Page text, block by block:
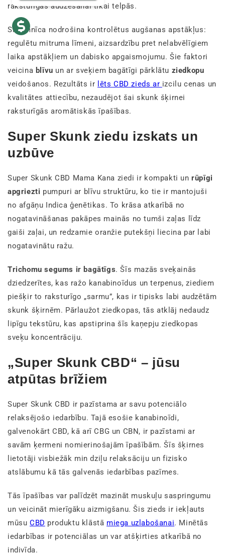
raksturīgas audzēšanai tikai telpās.
Siltumnīca nodrošina kontrolētus augšanas apstākļus:
regulētu mitruma līmeni, aizsardzību pret nelabvēlīgiem
laika apstākļiem un dabisko apgaismojumu. Šie faktori
veicina blīvu un ar sveķiem bagātīgi pārklātu ziedkopu
veidošanos. Rezultāts ir lēts CBD zieds ar izcilu cenas un
kvalitātes attiecību, nezaudējot šai skunk šķirnei
raksturīgās aromātiskās īpašības.
Super Skunk ziedu izskats un
uzbūve
Super Skunk CBD Mama Kana ziedi ir kompakti unrūpīgi
apgriezti pumpuri ar blīvu struktūru, ko tie ir mantojuši
no afgāņu Indica ģenētikas. To krāsa atkarībā no
nogatavināšanas pakāpes mainās no tumši zaļas līdz
gaiši zaļai, un redzamie oranžie putekšņi liecina par labi
nogatavinātu ražu.
Trichomu segums ir bagātīgs. Šīs mazās sveķainās
dziedzerītes, kas ražo kanabinoīdus un terpenus, ziediem
piešķir to raksturīgo „sarmu”, kas ir tipisks labi audzētām
skunk šķirnēm. Pārlaužot ziedkopas, tās atklāj nedaudz
lipīgu tekstūru, kas apstiprina šīs kaņepju ziedkopas
sveķu koncentrāciju.
„Super Skunk CBD“ – jūsu
atpūtas brīžiem
Super Skunk CBD ir pazīstama ar savu potenciālo
relaksējošo iedarbību. Tajā esošie kanabinoīdi,
galvenokārt CBD, kā arī CBG un CBN, ir pazīstami ar
savām ķermeni nomierinošajām īpašībām. Šīs šķirnes
lietotāji visbiežāk min dziļu relaksāciju un fizisko
atslābumu kā tās galvenās iedarbības pazīmes.
Tās īpašības var palīdzēt mazināt muskuļu saspringumu
un veicināt mierīgāku aizmigšanu. Šis zieds ir iekļauts
mūsu CBD produktu klāstā miega uzlabošanai. Minētās
iedarbības ir potenciālas un var atšķirties atkarībā no
indivīda.